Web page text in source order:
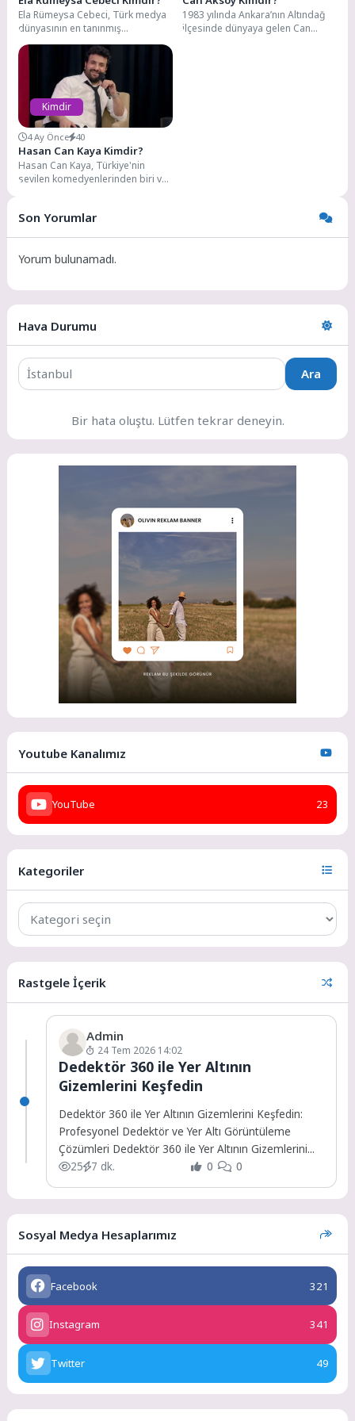
Ela Rümeysa Cebeci, Türk medya
dünyasının en tanınmış
isimlerinden biri olarak, radyo
programcılığından televizyon
1983 yılında Ankara’nın Altındağ
ilçesinde dünyaya gelen Can
Kimdir
4 Ay Önce 40
Hasan Can Kaya Kimdir?
Hasan Can Kaya, Türkiye'nin
sevilen komedyenlerinden biri ve
Son Yorumlar
Yorum bulunamadı.
Hava Durumu
Ara
Bir hata oluştu. Lütfen tekrar deneyin.
Youtube Kanalımız
YouTube 23
Kategoriler
Rastgele İçerik
Admin
24 Tem 2026 14:02
Dedektör 360 ile Yer Altının
Gizemlerini Keşfedin
Dedektör 360 ile Yer Altının Gizemlerini Keşfedin:
Profesyonel Dedektör ve Yer Altı Görüntüleme
Çözümleri Dedektör 360 ile Yer Altının Gizemlerini...
25
7 dk. 0 0
Sosyal Medya Hesaplarımız
Facebook 321
Instagram 341
Twitter 49